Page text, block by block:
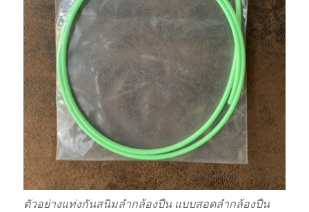
ตัวอย่างแท่งกันสนิมลำกล้องปืน แบบสอดลำกล้องปืน